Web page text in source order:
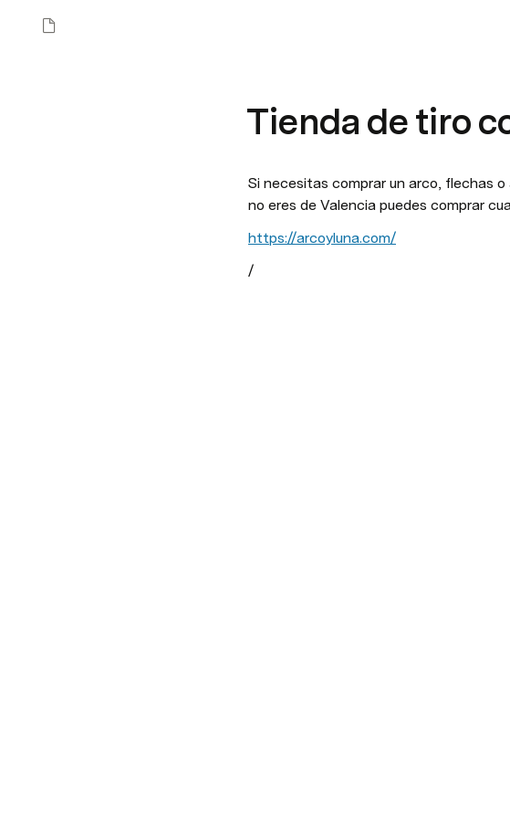
Tienda de tiro
Si necesitas comprar un arco, flechas
no eres de Valencia puedes comprar
https://arcoyluna.com/
/